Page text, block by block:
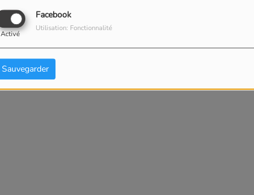
Facebook
Activé
Utilisation: Fonctionnalité
Sauvegarder